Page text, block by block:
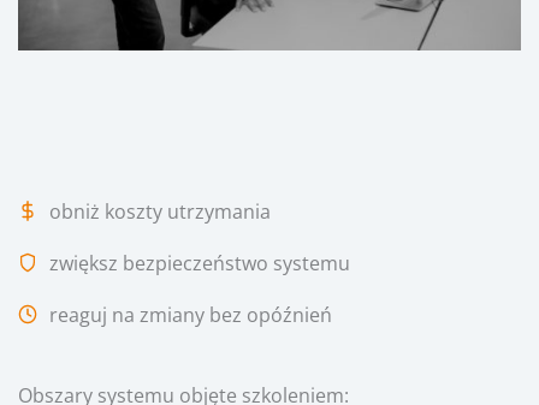
obniż koszty utrzymania
zwiększ bezpieczeństwo systemu
reaguj na zmiany bez opóźnień
Obszary systemu objęte szkoleniem: